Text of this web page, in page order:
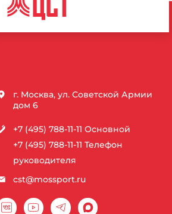
ЦЕНТР
г. Москва, ул. Советской Армии
дом 6
+7 (495) 788-11-11 Основной
+7 (495) 788-11-11 Телефон
руководителя
cst@mossport.ru